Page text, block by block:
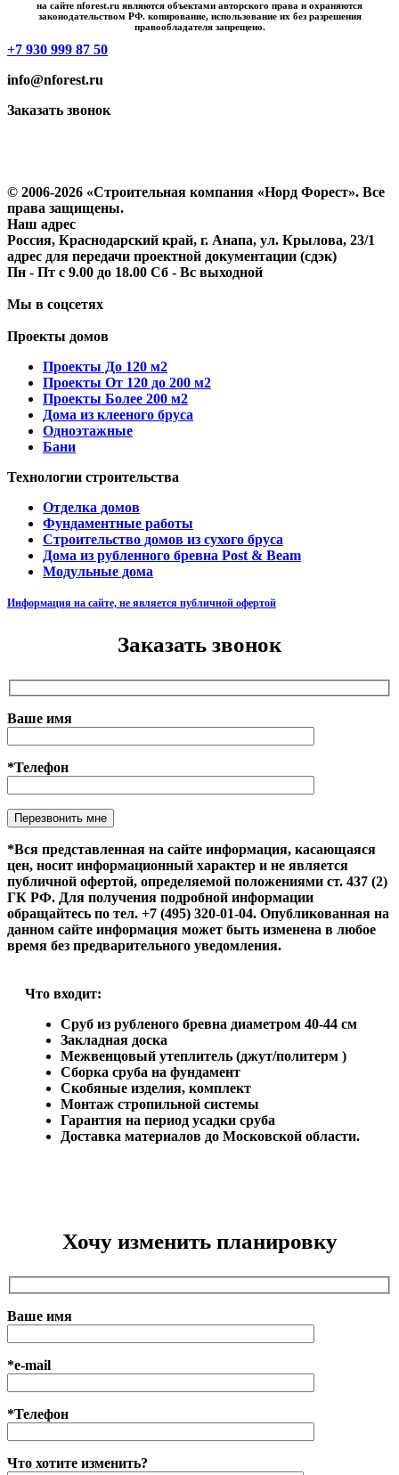
на сайте nforest.ru являются объектами авторского права и охраняются
законодательством РФ. копирование, использование их без разрешения
правообладателя запрещено.
+7 930 999 87 50
info@nforest.ru
Заказать звонок
© 2006-2026 «Строительная компания «Норд Форест». Все
права защищены.
Наш адрес
Россия, Краснодарский край, г. Анапа, ул. Крылова, 23/1
адрес для передачи проектной документации (сдэк)
Пн - Пт с 9.00 до 18.00 Сб - Вс выходной
Мы в соцсетях
Проекты домов
Проекты До 120 м2
Проекты От 120 до 200 м2
Проекты Более 200 м2
Дома из клееного бруса
Одноэтажные
Бани
Технологии строительства
Отделка домов
Фундаментные работы
Строительство домов из сухого бруса
Дома из рубленного бревна Post & Beam
Модульные дома
Информация на сайте, не является публичной офертой
Заказать звонок
Ваше имя
*Телефон
Оставьте это поле пустым.
*Вся представленная на сайте информация, касающаяся
цен, носит информационный характер и не является
публичной офертой, определяемой положениями ст. 437 (2)
ГК РФ. Для получения подробной информации
обращайтесь по тел. +7 (495) 320-01-04. Опубликованная на
данном сайте информация может быть изменена в любое
время без предварительного уведомления.
Что входит:
Сруб из рубленого бревна диаметром 40-44 см
Закладная доска
Межвенцовый утеплитель (джут/политерм )
Сборка сруба на фундамент
Скобяные изделия, комплект
Монтаж стропильной системы
Гарантия на период усадки сруба
Доставка материалов до Московской области.
Хочу изменить планировку
Ваше имя
*e-mail
*Телефон
Что хотите изменить?